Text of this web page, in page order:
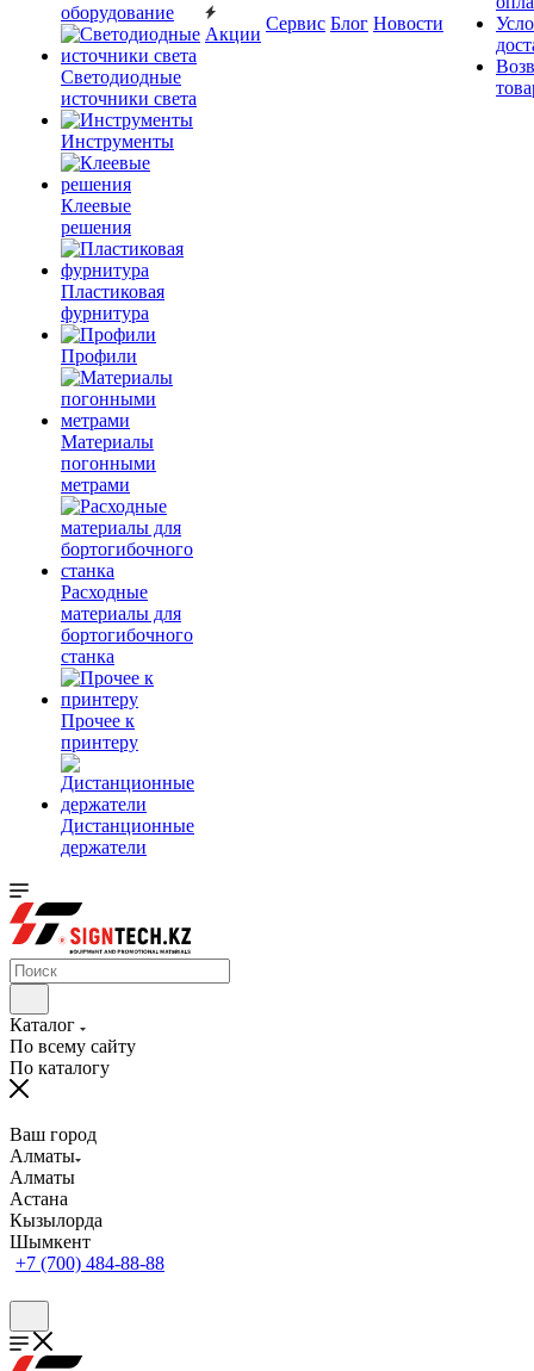
оборудование
Светодиодные
источники света
Инструменты
Клеевые
решения
Пластиковая
фурнитура
Профили
Материалы
погонными
метрами
Расходные
материалы для
бортогибочного
станка
Прочее к
принтеру
Дистанционные
держатели
Акции
Сервис Блог Новости
Каталог
По всему сайту
По каталогу
Ваш город
Алматы
Алматы
Астана
Кызылорда
Шымкент
+7 (700) 484-88-88